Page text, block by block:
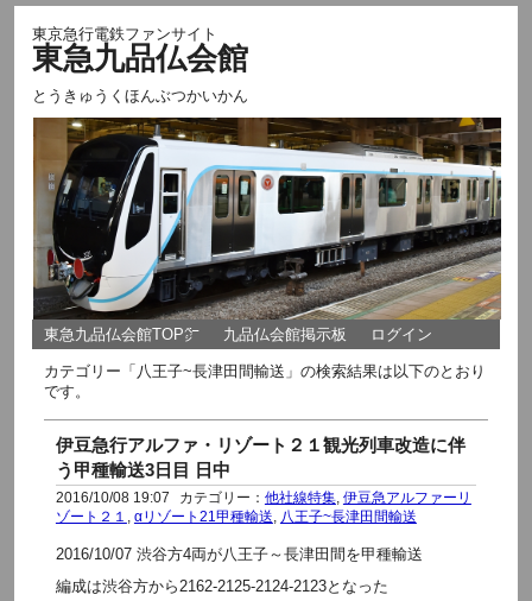
東京急行電鉄ファンサイト
東急九品仏会館
とうきゅうくほんぶつかいかん
東急九品仏会館TOP㌻ 九品仏会館掲示板 ログイン
カテゴリー「八王子~長津田間輸送」の検索結果は以下のとおり
です。
伊豆急行アルファ・リゾート２１観光列車改造に伴
う甲種輸送3日目 日中
2016/10/08 19:07 カテゴリー： 他社線特集, 伊豆急アルファーリ
ゾート２１
αリゾート21甲種輸送 八王子~長津田間輸送
2016/10/07 渋谷方4両が八王子～長津田間を甲種輸送
編成は渋谷方から2162-2125-2124-2123となった